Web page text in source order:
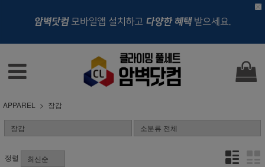
APPAREL 장갑
정렬